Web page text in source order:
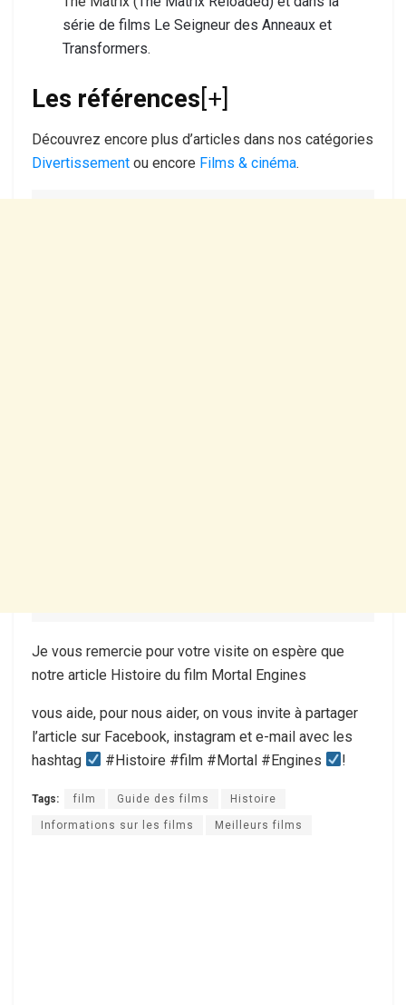
série de films Le Seigneur des Anneaux et
Transformers.
Les références [+]
Découvrez encore plus d’articles dans nos catégories
Divertissement ou encore Films & cinéma.
Je vous remercie pour votre visite on espère que
notre article Histoire du film Mortal Engines
vous aide, pour nous aider, on vous invite à partager
l’article sur Facebook, instagram et e-mail avec les
hashtag
#Histoire #film #Mortal #Engines !
Tags: film Guide des films Histoire
Informations sur les films Meilleurs films